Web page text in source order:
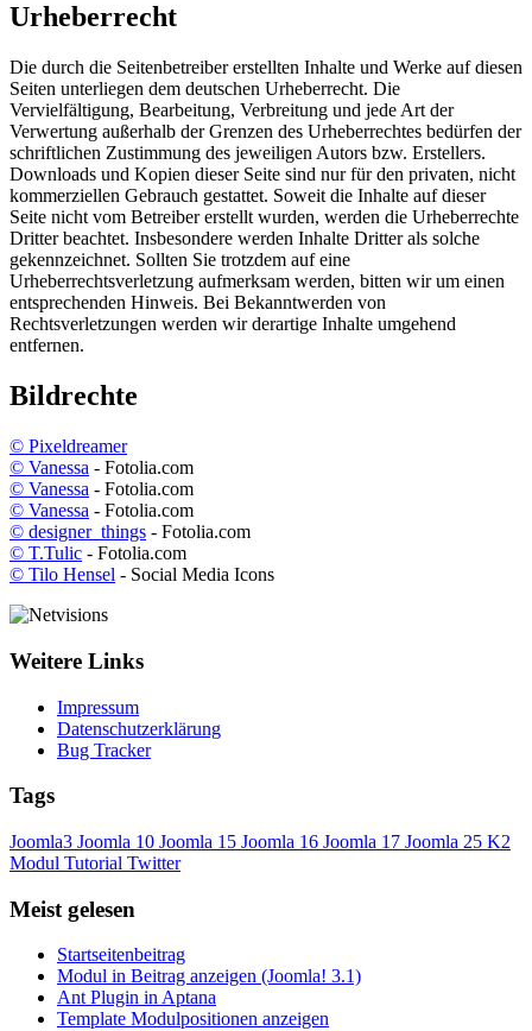
Urheberrecht
Die durch die Seitenbetreiber erstellten Inhalte und Werke auf diesen
Seiten unterliegen dem deutschen Urheberrecht. Die
Vervielfältigung, Bearbeitung, Verbreitung und jede Art der
Verwertung außerhalb der Grenzen des Urheberrechtes bedürfen der
schriftlichen Zustimmung des jeweiligen Autors bzw. Erstellers.
Downloads und Kopien dieser Seite sind nur für den privaten, nicht
kommerziellen Gebrauch gestattet. Soweit die Inhalte auf dieser
Seite nicht vom Betreiber erstellt wurden, werden die Urheberrechte
Dritter beachtet. Insbesondere werden Inhalte Dritter als solche
gekennzeichnet. Sollten Sie trotzdem auf eine
Urheberrechtsverletzung aufmerksam werden, bitten wir um einen
entsprechenden Hinweis. Bei Bekanntwerden von
Rechtsverletzungen werden wir derartige Inhalte umgehend
entfernen.
Bildrechte
© Pixeldreamer
© Vanessa - Fotolia.com
© Vanessa - Fotolia.com
© Vanessa - Fotolia.com
© designer_things - Fotolia.com
© T.Tulic - Fotolia.com
© Tilo Hensel - Social Media Icons
Weitere Links
Impressum
Datenschutzerklärung
Bug Tracker
Tags
Joomla3 Joomla 10 Joomla 15 Joomla 16 Joomla 17 Joomla 25 K2
Modul Tutorial Twitter
Meist gelesen
Startseitenbeitrag
Modul in Beitrag anzeigen (Joomla! 3.1)
Ant Plugin in Aptana
Template Modulpositionen anzeigen